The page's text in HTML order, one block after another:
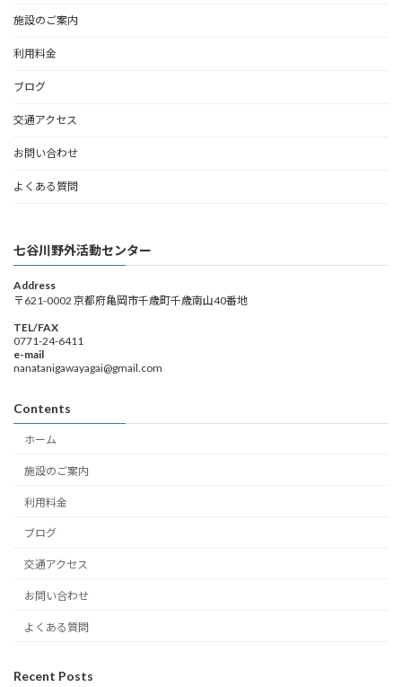
施設のご案内
利用料金
ブログ
交通アクセス
お問い合わせ
よくある質問
七谷川野外活動センター
Address
〒621-0002 京都府亀岡市千歳町千歳南山40番地
TEL/FAX
0771-24-6411
e-mail
nanatanigawayagai@gmail.com
Contents
ホーム
施設のご案内
利用料金
ブログ
交通アクセス
お問い合わせ
よくある質問
Recent Posts